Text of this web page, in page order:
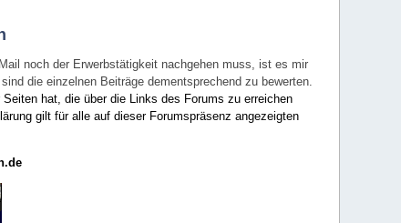
noch der Erwerbstätigkeit nachgehen muss, ist es mir
die einzelnen Beiträge dementsprechend zu bewerten.
hat, die über die Links des Forums zu erreichen
gilt für alle auf dieser Forumspräsenz angezeigten